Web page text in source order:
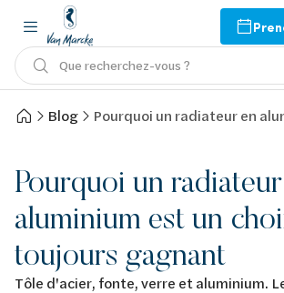
Que recherchez-vous ?
Blog Pourquoi un radiateur en
Pourquoi un
aluminium est un
toujours gagnant
Tôle d'acier, fonte, verre et aluminium.